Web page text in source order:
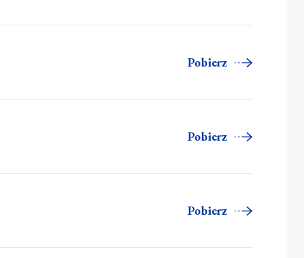
Pobierz
Pobierz
Pobierz